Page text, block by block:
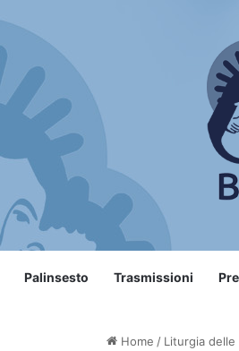
Palinsesto Trasmissioni
Home / Liturgia delle